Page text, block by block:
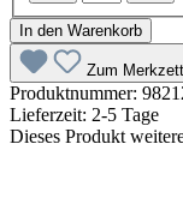
In den Warenkorb
Zum
Produktnummer:
Lieferzeit: 2-5 Tage
Dieses Produkt